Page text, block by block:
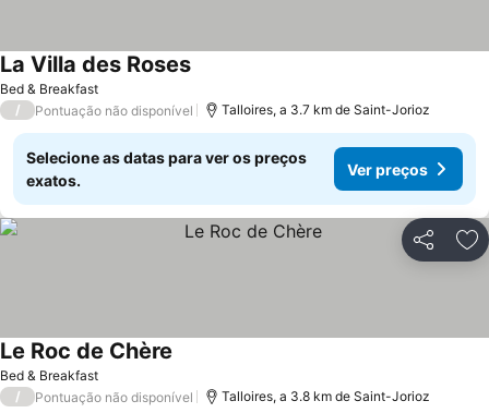
Bed & Breakfast
La Villa des Roses
/ Pontuação não disponível Talloires, a 3.7 km de Saint-Jorioz
Selecione as datas para ver os preços
exatos.
Ver preços
Partilhar
Bed & Breakfast
Le Roc de Chère
/ Pontuação não disponível Talloires, a 3.8 km de Saint-Jorioz